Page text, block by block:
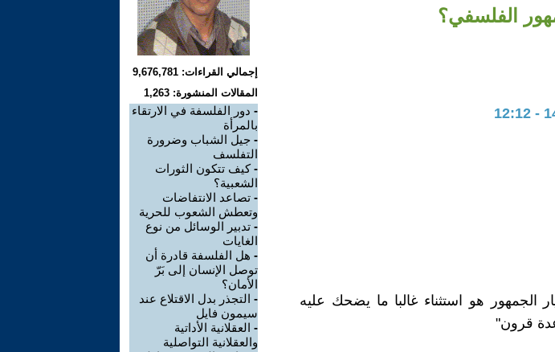
الفلسفي؟
الجمهور هو استثناء غالبا ما يضحك عليه
قرون"
إجمالي القراءات: 9,676,781
المقالات المنشورة: 1,263
- دور الفلسفة في الارتقاء
بالمرأة
- جيل الشباب وضرورة
التفلسف
-كيف تتكون الثورات
الشعبية؟
- تصاعد الانتفاضات
وتعطش الشعوب للحرية
- تدبير الوسائل من نوع
الغايات
- هل الفلسفة قادرة أن
توصل الإنسان إلى بَرّ
الأمان؟
- التجذر بدل الاقتلاع عند
سيمون فايل
- العقلانية الأداتية
والعقلانية التواصلية